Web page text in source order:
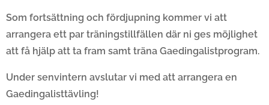
Som fortsättning och fördjupning kommer vi att
arrangera ett par träningstillfällen där ni ges möjlighet
att få hjälp att ta fram samt träna Gaedingalistprogram.
Under senvintern avslutar vi med att arrangera en
Gaedingalisttävling!